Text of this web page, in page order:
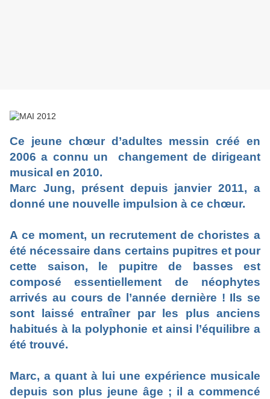
Ce jeune chœur d’adultes messin créé en
2006 a connu un
changement de dirigeant
musical en 2010.
Marc Jung, présent depuis janvier 2011, a
donné une nouvelle impulsion à ce chœur.
A ce moment, un recrutement de choristes a
été nécessaire dans certains pupitres et pour
cette saison, le pupitre de basses est
composé essentiellement de néophytes
arrivés au cours de l’année dernière ! Ils se
sont laissé entraîner par les plus anciens
habitués à la polyphonie et ainsi l’équilibre a
été trouvé.
Marc, a quant à lui une expérience musicale
depuis son plus jeune âge ; il a commencé